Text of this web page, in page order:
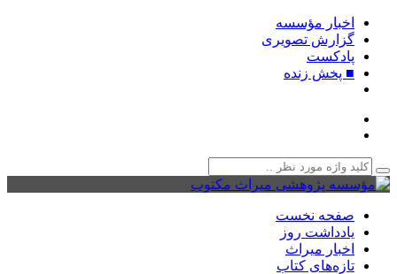
اخبار مؤسسه
گزارش تصویری
پادکست‌
■ پخش زنده
صفحه نخست
یادداشت روز
اخبار میراث
تازه‌های کتاب